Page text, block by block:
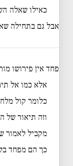
כאילו שאלה
אבל גם בתחילה
פחד אין פירושו
אלא כמו אל
כלומר קול
וזה תיאור של
מקביל לאמור
כך הם מפחד